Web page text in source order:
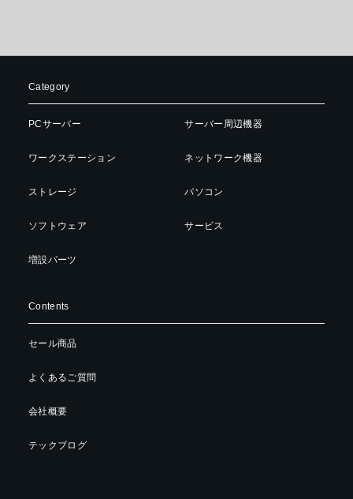
Category
PCサーバー
ワークステーション
ストレージ
ソフトウェア
増設パーツ
サーバー周辺機器
ネットワーク機器
パソコン
サービス
Contents
セール商品
よくあるご質問
会社概要
テックブログ